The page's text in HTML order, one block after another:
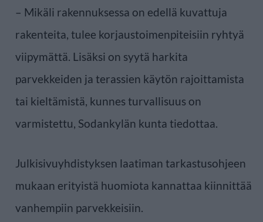
– Mikäli rakennuksessa on edellä kuvattuja
rakenteita, tulee korjaustoimenpiteisiin ryhtyä
viipymättä. Lisäksi on syytä harkita
parvekkeiden ja terassien käytön rajoittamista
tai kieltämistä, kunnes turvallisuus on
varmistettu, Sodankylän kunta tiedottaa.
Julkisivuyhdistyksen laatiman tarkastusohjeen
mukaan erityistä huomiota kannattaa kiinnittää
vanhempiin parvekkeisiin.